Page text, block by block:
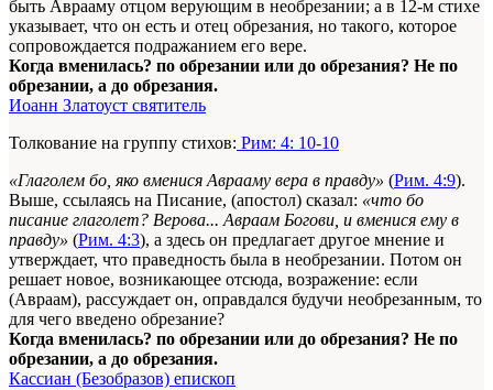
быть Аврааму отцом верующим в необрезании; а в 12-м стихе
указывает, что он есть и отец обрезания, но такого, которое
сопровождается подражанием его вере.
Когда вменилась? по обрезании или до обрезания? Не по
обрезании, а до обрезания.
Иоанн Златоуст святитель
Толкование на группу стихов: Рим: 4: 10-10
«Глаголем бо, яко вменися Аврааму вера в правду» (Рим. 4:9).
Выше, ссылаясь на Писание, (апостол) сказал: «что бо
писание глаголет? Верова... Авраам Богови, и вменися ему в
правду» (Рим. 4:3), а здесь он предлагает другое мнение и
утверждает, что праведность была в необрезании. Потом он
решает новое, возникающее отсюда, возражение: если
(Авраам), рассуждает он, оправдался будучи необрезанным, то
для чего введено обрезание?
Когда вменилась? по обрезании или до обрезания? Не по
обрезании, а до обрезания.
Кассиан (Безобразов) епископ